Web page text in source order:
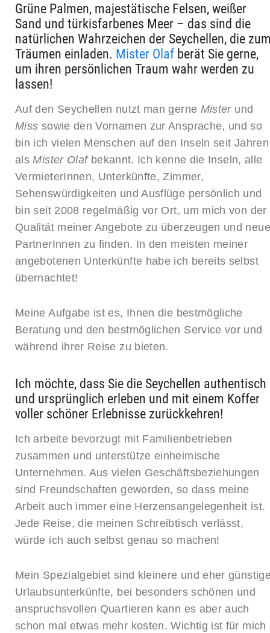
Grüne Palmen, majestätische Felsen, weißer
Sand und türkisfarbenes Meer – das sind die
natürlichen Wahrzeichen der Seychellen, die
Träumen einladen. Mister Olaf berät Sie gerne,
um ihren persönlichen Traum wahr werden zu
lassen!
Auf den Seychellen nutzt man gerne Misterund
Miss sowie den Vornamen zur Ansprache, und so
bin ich vielen Menschen auf den Inseln seit Jahren
als Mister Olafbekannt. Ich kenne die Inseln, alle
VermieterInnen, Unterkünfte, Zimmer,
Sehenswürdigkeiten und Ausflüge persönlich und
bin seit 2008 regelmäßig vor Ort, um mich von der
Qualität meiner Angebote zu überzeugen und neue
PartnerInnen zu finden. In den meisten meiner
angebotenen Unterkünfte habe ich bereits selbst
übernachtet!
Meine Aufgabe ist es, Ihnen die bestmögliche
Beratung und den bestmöglichen Service vor und
während ihrer Reise zu bieten.
Ich möchte, dass Sie die Seychellen authentisch
und ursprünglich erleben und mit einem Koffer
voller schöner Erlebnisse zurückkehren!
Ich arbeite bevorzugt mit Familienbetrieben
zusammen und unterstütze einheimische
Unternehmen. Aus vielen Geschäftsbeziehungen
sind Freundschaften geworden, so dass meine
Arbeit auch immer eine Herzensangelegenheit ist.
Jede Reise, die meinen Schreibtisch verlässt,
würde ich auch selbst genau so machen!
Mein Spezialgebiet sind kleinere und eher
Urlaubsunterkünfte, bei besonders schönen und
anspruchsvollen Quartieren kann es aber auch
schon mal etwas mehr kosten. Wichtig ist für mich